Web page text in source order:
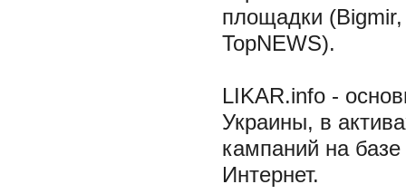
площадки
TopNEWS).
LIKAR.info -
Украины, в
кампаний на базе
Интернет.